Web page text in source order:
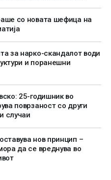
со новата шефица на
за нарко-скандалот води
и поранешни
25-годишник во
поврзаност со други
случаи
нов принцип –
да се вреднува во